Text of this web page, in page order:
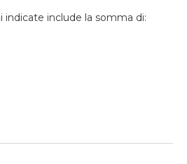
indicate include la somma di: